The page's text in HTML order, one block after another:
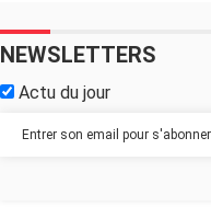
NEWSLETTERS
Actu du jour